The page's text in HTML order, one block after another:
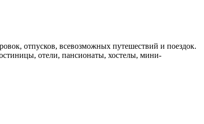
отпусков, всевозможных путешествий и поездок.
отели, пансионаты, хостелы, мини-